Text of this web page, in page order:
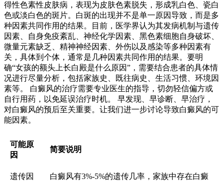
得性色素性皮肤病，表现为皮肤色素脱失，形成乳白色、瓷白
色或淡白色的斑片。白斑的出现并不是单一原因导致，而是多
种因素共同作用的结果。目前，医学界认为其发病机制与遗传
因素、自身免疫紊乱、神经化学因素、黑色素细胞自身破坏、
微量元素缺乏、精神神经因素、外伤以及感染等多种因素有
关，具体到个体，通常是几种因素共同作用的结果。要明
确“女孩的额头上长白殿是什么原因”，需要结合患者的具体情
况进行尽量分析，包括家族史、既往病史、生活习惯、环境因
素等。 白癜风的治疗需要专业医生的指导，切勿轻信偏方或
自行用药，以免延误治疗时机。 早发现、早诊断、早治疗，
对白癜风的预后至关重要。让我们进一步讨论导致白癜风的可
能因素。
可能原
因
简要说明
遗传因
白癜风有3%-5%的遗传几率，家族中存在白癜